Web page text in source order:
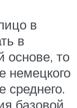
в
в
основе, то
немецкого
среднего.
базовой